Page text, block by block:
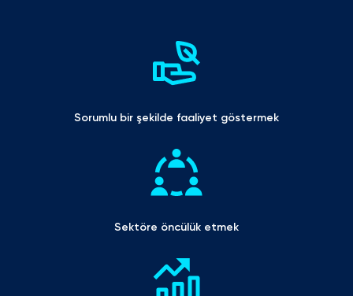
Sorumlu bir şekilde faaliyet göstermek
Sektöre öncülük etmek